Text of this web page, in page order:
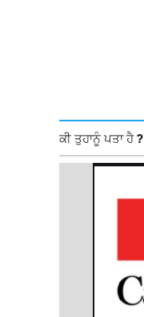
ਕੀ ਤੁਹਾਨੂੰ ਪਤਾ ਹੈ ?